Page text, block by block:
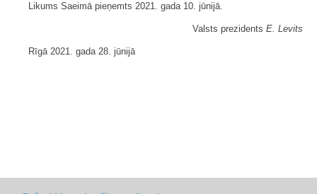
Likums Saeimā pieņemts 2021. gada 10. jūnijā.
Valsts prezidents E. Levits
Rīgā 2021. gada 28. jūnijā